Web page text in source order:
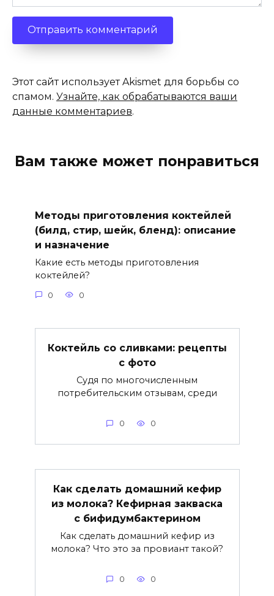
Этот сайт использует Akismet для борьбы со
спамом. Узнайте, как обрабатываются ваши
данные комментариев.
Вам также может понравиться
Методы приготовления коктейлей
(билд, стир, шейк, бленд): описание
и назначение
Какие есть методы приготовления
коктейлей?
0 0
Коктейль со сливками: рецепты
с фото
Судя по многочисленным
потребительским отзывам, среди
0 0
Как сделать домашний кефир
из молока? Кефирная закваска
с бифидумбактерином
Как сделать домашний кефир из
молока? Что это за провиант такой?
0 0